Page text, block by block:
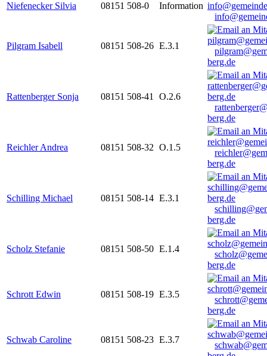
Niefenecker Silvia 08151 508-0
Information
Pilgram Isabell 08151 508-26 E.3.1
berg.de
Rattenberger Sonja 08151 508-41
O.2.6
berg.de
Reichler Andrea 08151 508-32 O.1.5
berg.de
Schilling Michael 08151 508-14 E.3.1
berg.de
Scholz Stefanie 08151 508-50 E.1.4
berg.de
Schrott Edwin 08151 508-19 E.3.5
berg.de
Schwab Caroline 08151 508-23 E.3.7